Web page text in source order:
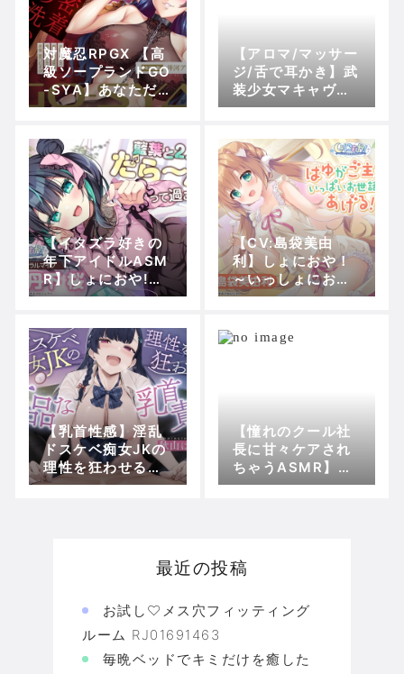
対魔忍RPGX 【高
級ソープランドGO
-SYA】あなただ
けのオナホ対魔忍
強の対魔忍が全身
密着&舐め洗いで
徹底ご奉仕いたし
ます～ RJ014575
93
【アロマ/マッサー
ジ/舌で耳かき】武
装少女マキャヴェ
リズム 小悪魔な双
べっとりねっとり
イタズラされちゃ
うASMR 眠目さと
り【CV:西田望
見】 RJ318347
【イタズラ好きの
年下アイドルASM
R】しょにおや!～
いっしょにおやす
藍葉と2人でだら〜
んって過ごそ?【C
V:丹下桜】 RJ011
00499
【CV:島袋美由
利】しょにおや！
～いっしょにおや
すみプロジェクト
いっぱいお世話し
【乳首性感】淫乱
ドスケベ痴女JKの
理性を狂わせる下
品な乳首責め RJ0
【憧れのクール社
長に甘々ケアされ
ちゃうASMR】キ
レイなお姉さんに
綺】 RJ0133883
0
最近の投稿
お試し♡メス穴フィッティング
ルーム RJ01691463
毎晩ベッドでキミだけを癒した